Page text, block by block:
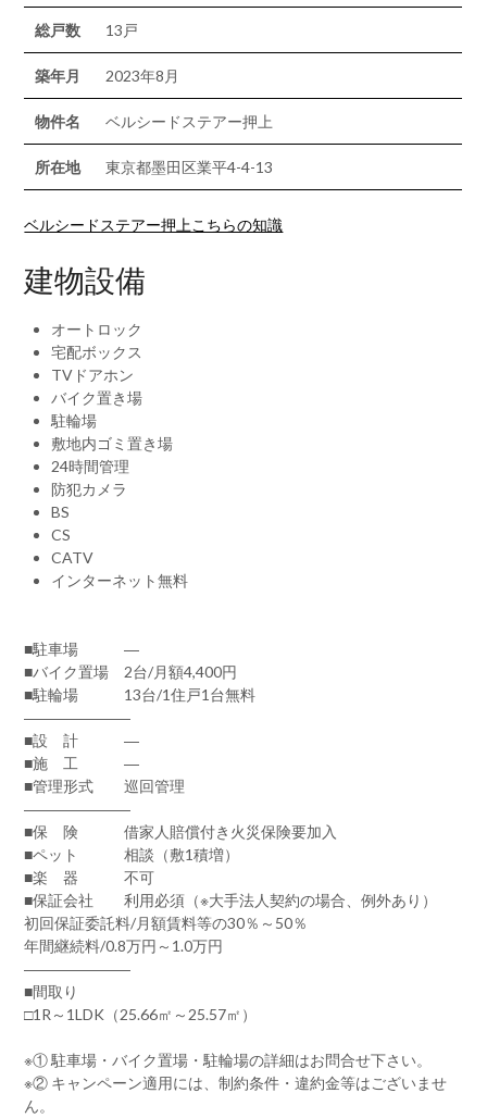
総戸数 13戸
築年月 2023年8月
物件名 ベルシードステアー押上
所在地 東京都墨田区業平4-4-13
ベルシードステアー押上こちらの知識
建物設備
オートロック
宅配ボックス
TVドアホン
バイク置き場
駐輪場
敷地内ゴミ置き場
24時間管理
防犯カメラ
BS
CS
CATV
インターネット無料
■駐車場 ―
■バイク置場 2台/月額4,400円
■駐輪場 13台/1住戸1台無料
―――――――
■設 計 ―
■施 工 ―
■管理形式 巡回管理
―――――――
■保 険 借家人賠償付き火災保険要加入
■ペット 相談（敷1積増）
■楽 器 不可
■保証会社 利用必須（※大手法人契約の場合、例外あり）
初回保証委託料/月額賃料等の30％～50％
年間継続料/0.8万円～1.0万円
―――――――
■間取り
□1R～1LDK（25.66㎡～25.57㎡）
※① 駐車場・バイク置場・駐輪場の詳細はお問合せ下さい。
※② キャンペーン適用には、制約条件・違約金等はございませ
ん。